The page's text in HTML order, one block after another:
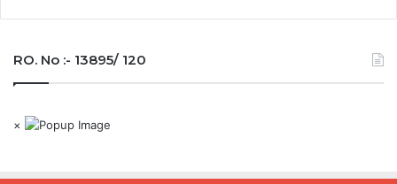
RO. No :- 13895/ 120
×